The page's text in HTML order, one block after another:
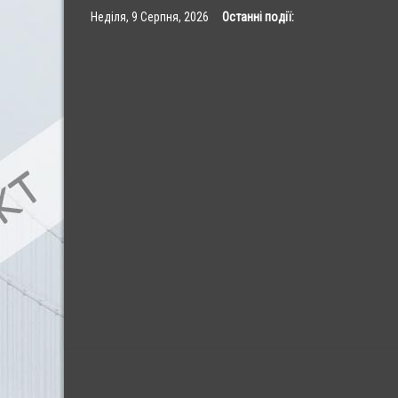
Неділя, 9 Серпня, 2026 Останні події: